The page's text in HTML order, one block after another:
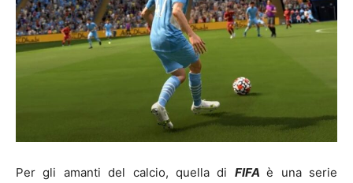
Per gli amanti del calcio, quella di FIFAè una serie